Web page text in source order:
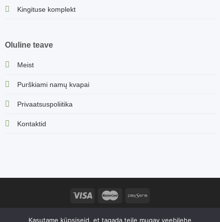
Kingituse komplekt
Oluline teave
Meist
Purškiami namų kvapai
Privaatsuspoliitika
Kontaktid
Kasutame küpsiseid, et tagada teile mugav veebilehe